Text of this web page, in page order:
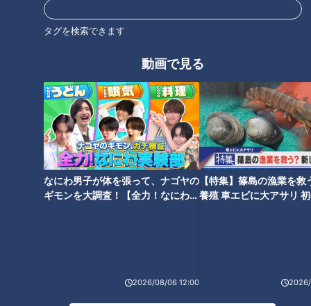
タグを検索できます
動画で見る
なにわ男子が体を張って、ナゴヤの
ギモンを大調査！【全力！なにわ実
2026/08/06 12:00
【特集】篠島の漁業を救
養殖 車エビに大アサリ
多く寄せられていました。それでも彼女は、自分の中にある違
和感と向き合い続けました。
：「このままでいいのかなと考えたときに、学業やこ
れからの人生のことも含めて、卒業という選択をしました」
意外だったのは、グループのメンバーたちの反応。止めるので
はなく、その選択を尊重してくれたといいます。
若林さん：「やっぱり同じ立場を経験しているからこそ、気持
ちを一番理解してくれていたと思います」
た場所”を離れる道を選びました。